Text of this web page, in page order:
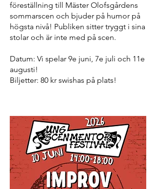
föreställning till Mäster Olofsgårdens
sommarscen och bjuder på humor på
högsta nivå! Publiken sitter tryggt i sina
stolar och är inte med på scen.
Datum: Vi spelar 9e juni, 7e juli och 11e
augusti!
Biljetter: 80 kr swishas på plats!